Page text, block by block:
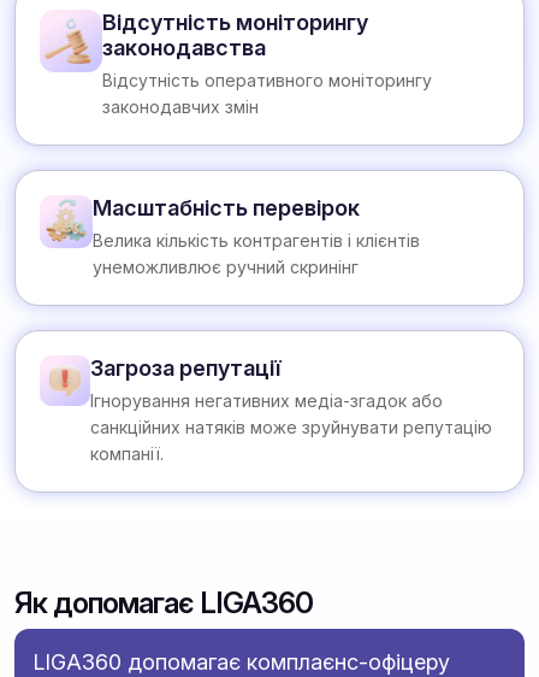
Відсутність моніторингу
законодавства
Відсутність оперативного моніторингу
законодавчих змін
Масштабність перевірок
Велика кількість контрагентів і клієнтів
унеможливлює ручний скринінг
Загроза репутації
Ігнорування негативних медіа-згадок або
санкційних натяків може зруйнувати репутацію
компанії.
Як допомагає LIGA360
LIGA360 допомагає комплаєнс-офіцеру